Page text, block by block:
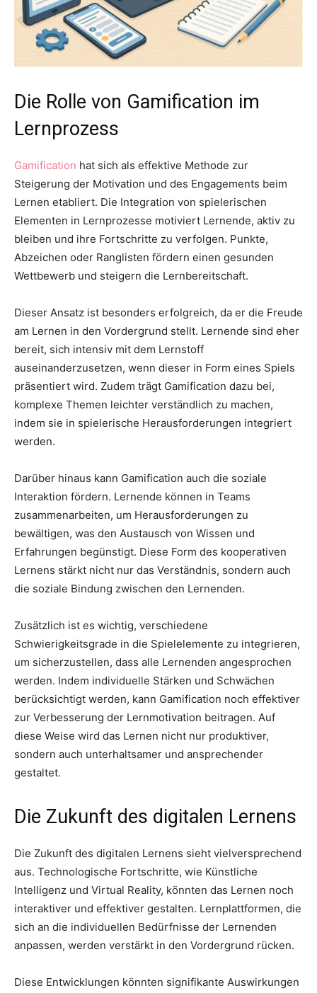
Die Rolle von Gamification im
Lernprozess
Gamification hat sich als effektive Methode zur
Steigerung der Motivation und des Engagements beim
Lernen etabliert. Die Integration von spielerischen
Elementen in Lernprozesse motiviert Lernende, aktiv zu
bleiben und ihre Fortschritte zu verfolgen. Punkte,
Abzeichen oder Ranglisten fördern einen gesunden
Wettbewerb und steigern die Lernbereitschaft.
Dieser Ansatz ist besonders erfolgreich, da er die Freude
am Lernen in den Vordergrund stellt. Lernende sind eher
bereit, sich intensiv mit dem Lernstoff
auseinanderzusetzen, wenn dieser in Form eines Spiels
präsentiert wird. Zudem trägt Gamification dazu bei,
komplexe Themen leichter verständlich zu machen,
indem sie in spielerische Herausforderungen integriert
werden.
Darüber hinaus kann Gamification auch die soziale
Interaktion fördern. Lernende können in Teams
zusammenarbeiten, um Herausforderungen zu
bewältigen, was den Austausch von Wissen und
Erfahrungen begünstigt. Diese Form des kooperativen
Lernens stärkt nicht nur das Verständnis, sondern auch
die soziale Bindung zwischen den Lernenden.
Zusätzlich ist es wichtig, verschiedene
Schwierigkeitsgrade in die Spielelemente zu integrieren,
um sicherzustellen, dass alle Lernenden angesprochen
werden. Indem individuelle Stärken und Schwächen
berücksichtigt werden, kann Gamification noch effektiver
zur Verbesserung der Lernmotivation beitragen. Auf
diese Weise wird das Lernen nicht nur produktiver,
sondern auch unterhaltsamer und ansprechender
gestaltet.
Die Zukunft des digitalen Lernens
Die Zukunft des digitalen Lernens sieht vielversprechend
aus. Technologische Fortschritte, wie Künstliche
Intelligenz und Virtual Reality, könnten das Lernen noch
interaktiver und effektiver gestalten. Lernplattformen, die
sich an die individuellen Bedürfnisse der Lernenden
anpassen, werden verstärkt in den Vordergrund rücken.
Diese Entwicklungen könnten signifikante Auswirkungen